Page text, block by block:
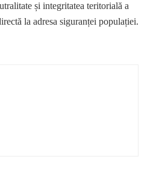
și integritatea teritorială a
la adresa siguranței populației.